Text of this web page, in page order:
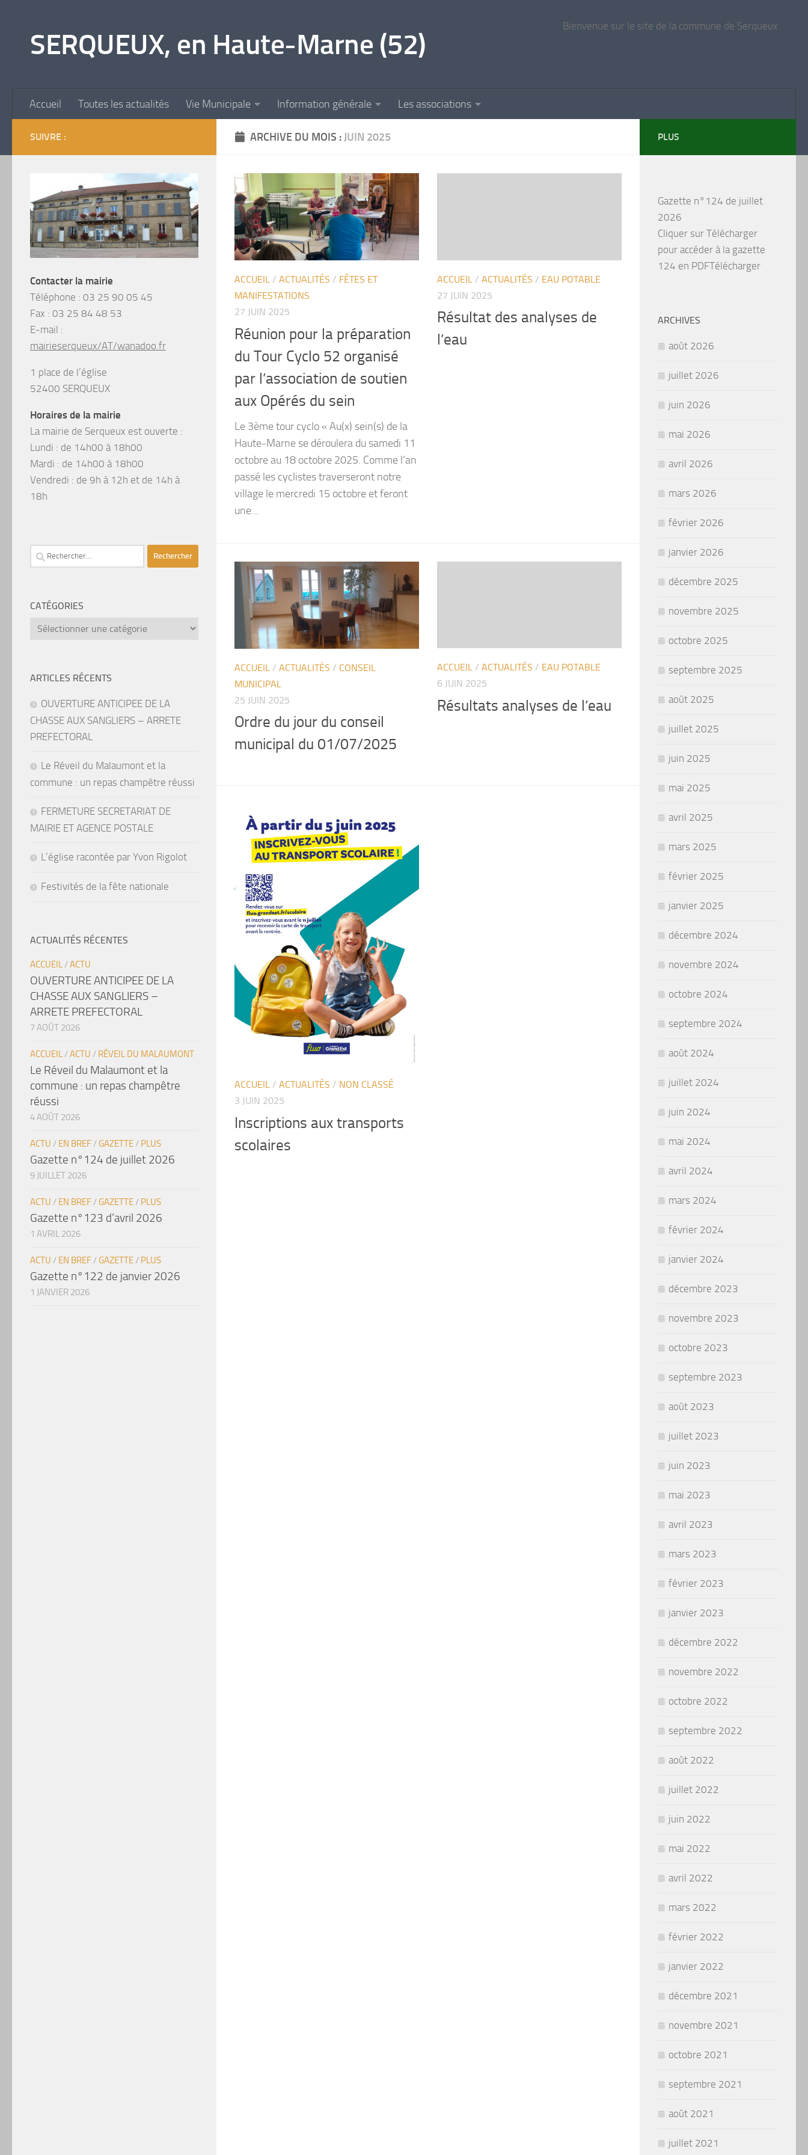
SERQUEUX, en Haute-Marne (52)
Bienvenue sur le site de la commune de Serqueux
Accueil Toutes les actualités Vie Municipale Information générale Les associations
ARCHIVE DU MOIS :JUIN 2025
ACCUEIL / ACTUALITÉS / FÊTES ET
MANIFESTATIONS
27 JUIN 2025
Réunion pour la préparation
du Tour Cyclo 52 organisé
par l’association de soutien
aux Opérés du sein
Le 3ème tour cyclo « Au(x) sein(s) de la
Haute-Marne se déroulera du samedi 11
octobre au 18 octobre 2025. Comme l’an
passé les cyclistes traverseront notre
village le mercredi 15 octobre et feront
une...
ACCUEIL / ACTUALITÉS / EAU POTABLE
27 JUIN 2025
Résultat des analyses de
l’eau
ACCUEIL / ACTUALITÉS / CONSEIL
MUNICIPAL
25 JUIN 2025
Ordre du jour du conseil
municipal du 01/07/2025
ACCUEIL / ACTUALITÉS / EAU POTABLE
6 JUIN 2025
Résultats analyses de l’eau
ACCUEIL / ACTUALITÉS / NON CLASSÉ
3 JUIN 2025
Inscriptions aux transports
scolaires
SUIVRE :
Contacter la mairie
Téléphone : 03 25 90 05 45
Fax : 03 25 84 48 53
E-mail :
mairieserqueux/AT/wanadoo.fr
1 place de l’église
52400 SERQUEUX
Horaires de la mairie
La mairie de Serqueux est ouverte :
Lundi : de 14h00 à 18h00
Mardi : de 14h00 à 18h00
Vendredi : de 9h à 12h et de 14h à
18h
Rechercher :
CATÉGORIES
catégories
ARTICLES RÉCENTS
OUVERTURE ANTICIPEE DE LA
CHASSE AUX SANGLIERS – ARRETE
PREFECTORAL
Le Réveil du Malaumont et la
commune : un repas champêtre réussi
FERMETURE SECRETARIAT DE
MAIRIE ET AGENCE POSTALE
L’église racontée par Yvon Rigolot
Festivités de la fête nationale
ACTUALITÉS RÉCENTES
ACCUEIL /ACTU
OUVERTURE ANTICIPEE DE LA
CHASSE AUX SANGLIERS –
ARRETE PREFECTORAL
7 AOÛT 2026
ACCUEIL /ACTU / RÉVEIL DU MALAUMONT
Le Réveil du Malaumont et la
commune : un repas champêtre
réussi
4 AOÛT 2026
ACTU / EN BREF /GAZETTE / PLUS
Gazette n°124 de juillet 2026
9 JUILLET 2026
ACTU / EN BREF /GAZETTE / PLUS
Gazette n°123 d’avril 2026
1 AVRIL 2026
ACTU / EN BREF /GAZETTE / PLUS
Gazette n°122 de janvier 2026
1 JANVIER 2026
PLUS
Gazette n°124 de juillet
2026
Cliquer sur Télécharger
pour accéder à la gazette
124 en PDFTélécharger
ARCHIVES
août 2026
juillet 2026
juin 2026
mai 2026
avril 2026
mars 2026
février 2026
janvier 2026
décembre 2025
novembre 2025
octobre 2025
septembre 2025
août 2025
juillet 2025
juin 2025
mai 2025
avril 2025
mars 2025
février 2025
janvier 2025
décembre 2024
novembre 2024
octobre 2024
septembre 2024
août 2024
juillet 2024
juin 2024
mai 2024
avril 2024
mars 2024
février 2024
janvier 2024
décembre 2023
novembre 2023
octobre 2023
septembre 2023
août 2023
juillet 2023
juin 2023
mai 2023
avril 2023
mars 2023
février 2023
janvier 2023
décembre 2022
novembre 2022
octobre 2022
septembre 2022
août 2022
juillet 2022
juin 2022
mai 2022
avril 2022
mars 2022
février 2022
janvier 2022
décembre 2021
novembre 2021
octobre 2021
septembre 2021
août 2021
juillet 2021